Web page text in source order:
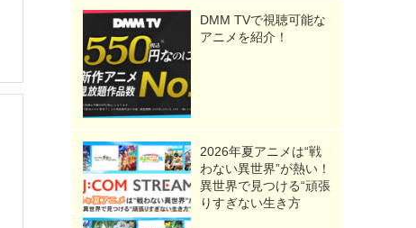
DMM TVで視聴可能な
アニメを紹介！
2026年夏アニメは“戦
わない異世界”が熱い！
異世界で見つける“頑張
りすぎない生き方